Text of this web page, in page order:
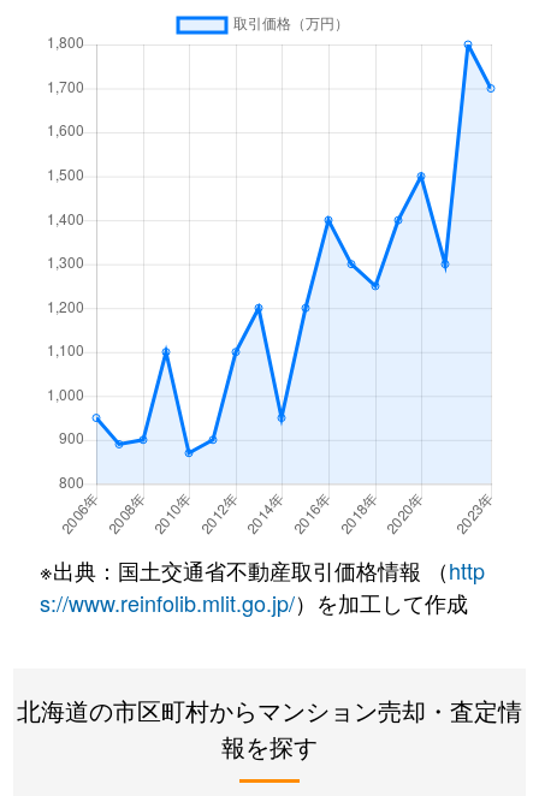
2,100万円 月寒中央
月寒東１条
徒歩
月寒東１条
2,100万円 福住
月寒東１条
福住
月寒東１条
3,400万円 福住
月寒東１条
3,500万円
月寒東１条
800万円
月寒東１条
1,900万円 福住
徒歩
月寒東１条
1,100万円 福住
月寒東２条
640万円 月寒中央
月寒東２条
2,500万円 福住
徒歩
2,800万円
※出典：国土交通省不動産取引価格情報 （http
s://www.reinfolib.mlit.go.jp/）を加工して作成
北海道の市区町村からマンション売却・査定情
報を探す